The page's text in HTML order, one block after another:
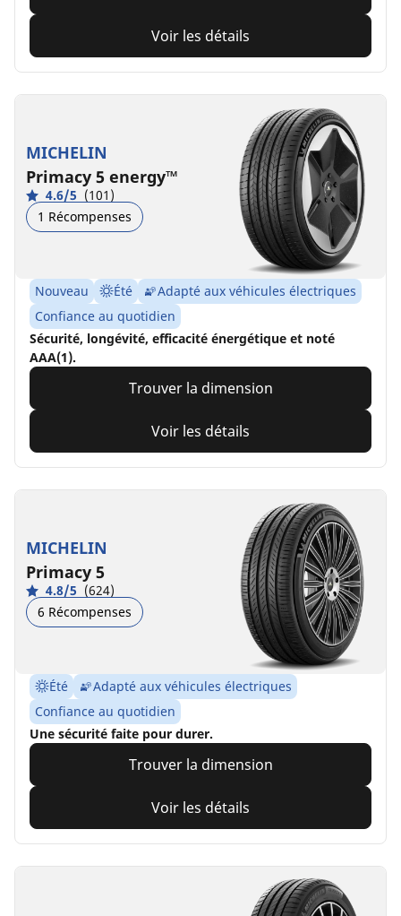
Voir les détails
MICHELIN
Primacy 5 energy™
4.6/5 (101)
1 Récompenses
Nouveau Été
Adapté aux véhicules électriques
Confiance au quotidien
Sécurité, longévité, efficacité énergétique et noté
AAA(1).
Trouver la dimension
Voir les détails
MICHELIN
Primacy 5
4.8/5 (624)
6 Récompenses
Été
Adapté aux véhicules électriques
Confiance au quotidien
Une sécurité faite pour durer.
Trouver la dimension
Voir les détails